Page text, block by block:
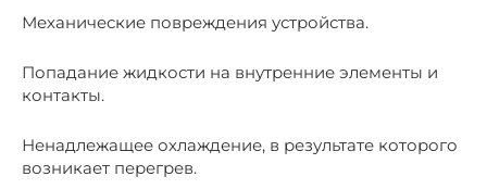
Механические повреждения устройства.
Попадание жидкости на внутренние элементы и
контакты.
Ненадлежащее охлаждение, в результате которого
возникает перегрев.